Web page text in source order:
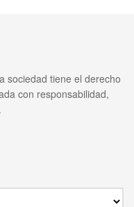
sociedad tiene el derecho
con responsabilidad,